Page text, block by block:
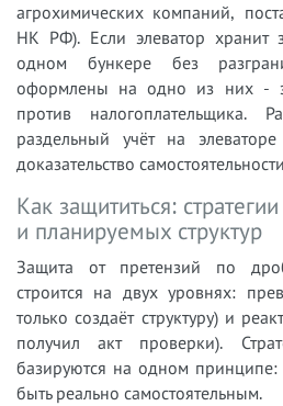
агрохимических компаний,
НК РФ). Если элеватор
одном бункере без
оформлены на одно из них -
против налогоплательщика.
раздельный учёт на
доказательство
Как защититься:
и планируемых структур
Защита от претензий по
строится на двух уровнях:
только создаёт структуру) и
получил акт проверки).
базируются на одном
быть реально самостоятельным.